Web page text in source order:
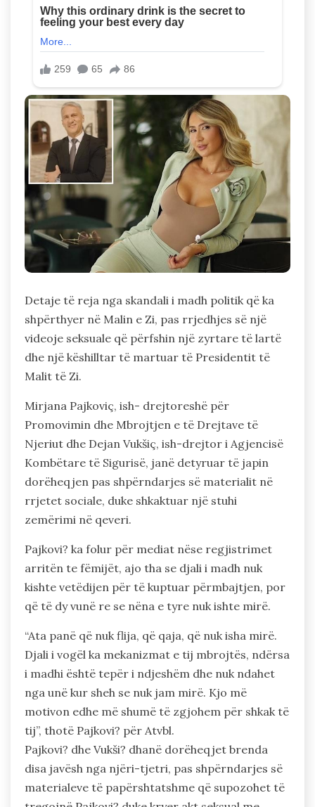
Detaje të reja nga skandali i madh politik që ka
shpërthyer në Malin e Zi, pas rrjedhjes së një
videoje seksuale që përfshin një zyrtare të lartë
dhe një këshilltar të martuar të Presidentit të
Malit të Zi.
Mirjana Pajkoviç, ish- drejtoreshë për
Promovimin dhe Mbrojtjen e të Drejtave të
Njeriut dhe Dejan Vukšiç, ish-drejtor i Agjencisë
Kombëtare të Sigurisë, janë detyruar të japin
dorëheqjen pas shpërndarjes së materialit në
rrjetet sociale, duke shkaktuar një stuhi
zemërimi në qeveri.
Pajkovi? ka folur për mediat nëse regjistrimet
arritën te fëmijët, ajo tha se djali i madh nuk
kishte vetëdijen për të kuptuar përmbajtjen, por
që të dy vunë re se nëna e tyre nuk ishte mirë.
“Ata panë që nuk flija, që qaja, që nuk isha mirë.
Djali i vogël ka mekanizmat e tij mbrojtës, ndërsa
i madhi është tepër i ndjeshëm dhe nuk ndahet
nga unë kur sheh se nuk jam mirë. Kjo më
motivon edhe më shumë të zgjohem për shkak të
tij”, thotë Pajkovi? për Atvbl.
Pajkovi? dhe Vukši? dhanë dorëheqjet brenda
disa javësh nga njëri-tjetri, pas shpërndarjes së
materialeve të papërshtatshme që supozohet të